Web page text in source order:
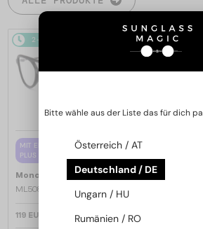
2-4 WERKTAGE
MIT EINER EINSTÄRKENGLASLINSE
PLUS 65 EUR
Moncler
Brillenfassungen
ML5081 - 001 - 56
119 EUR
MIT
Bitte wähle aus der Liste das für dich
Österreich / AT
Deutschland / DE
Ungarn / HU
Rumänien / RO